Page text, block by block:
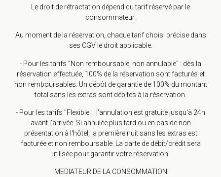
Le droit de rétractation dépend du tarif réservé par le
consommateur.
Au moment de la réservation, chaque tarif choisi précise dans
ses CGV le droit applicable.
- Pour les tarifs "Non remboursable, non annulable" : dès la
réservation effectuée, 100% de la réservation sont facturés et
non remboursables. Un dépôt de garantie de 100% du montant
total sans les extras sont débités à la réservation.
- Pour les tarifs "Flexible" : l'annulation est gratuite jusqu'à 24h
avant l'arrivée. Si annulée plus tard ou en cas de non
présentation à l'hôtel, la première nuit sans les extras est
facturée et non remboursable. La carte de débit/crédit sera
utilisée pour garantir votre réservation.
MEDIATEUR DE LA CONSOMMATION